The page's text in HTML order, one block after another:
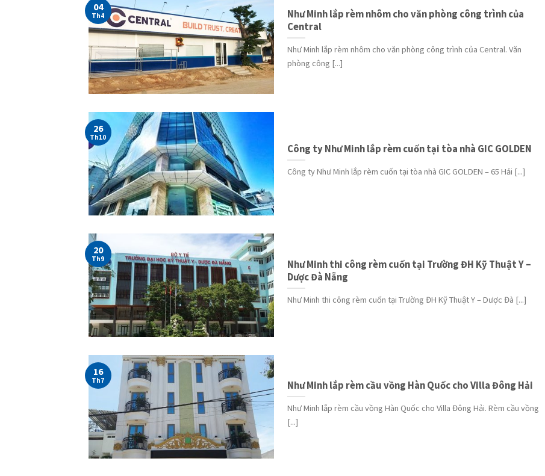
Như Minh lắp rèm nhôm cho văn phòng công trình của
Central
Như Minh lắp rèm nhôm cho văn phòng công trình của Central. Văn
phòng công [...]
04
Th4
Công ty Như Minh lắp rèm cuốn tại tòa nhà GIC GOLDEN
Công ty Như Minh lắp rèm cuốn tại tòa nhà GIC GOLDEN – 65 Hải [...]
26
Th10
Như Minh thi công rèm cuốn tại Trường ĐH Kỹ Thuật Y –
Dược Đà Nẵng
Như Minh thi công rèm cuốn tại Trường ĐH Kỹ Thuật Y – Dược Đà [...]
20
Th9
Như Minh lắp rèm cầu vồng Hàn Quốc cho Villa Đông Hải
Như Minh lắp rèm cầu vồng Hàn Quốc cho Villa Đông Hải. Rèm cầu vồng
[...]
16
Th7